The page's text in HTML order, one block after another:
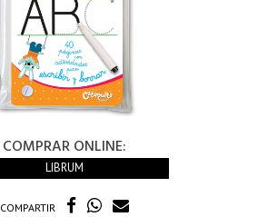
COMPRAR ONLINE:
LIBRUM
COMPARTIR